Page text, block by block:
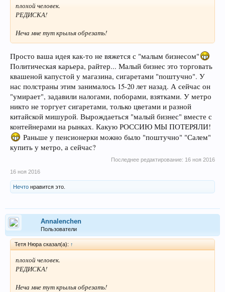
плохой человек.
РЕДИСКА!
Неча мне тут крылья обрезать!
Просто ваша идея как-то не вяжется с "малым бизнесом"
Политическая карьера, райтер... Малый бизнес это торговать
квашеной капустой у магазина, сигаретами "поштучно". У
нас полстраны этим занималось 15-20 лет назад. А сейчас он
"умирает", задавили налогами, поборами, взятками. У метро
никто не торгует сигаретами, только цветами и разной
китайской мишурой. Вырождаеться "малый бизнес" вместе с
контейнерами на рынках. Какую РОССИЮ МЫ ПОТЕРЯЛИ!
Раньше у пенсионерки можно было "поштучно" "Салем"
купить у метро, а сейчас?
Последнее редактирование: 16 ноя 2016
16 ноя 2016
Нечто нравится это.
Annalenchen
Пользователи
Тетя Нюра сказал(а): ↑
плохой человек.
РЕДИСКА!
Неча мне тут крылья обрезать!